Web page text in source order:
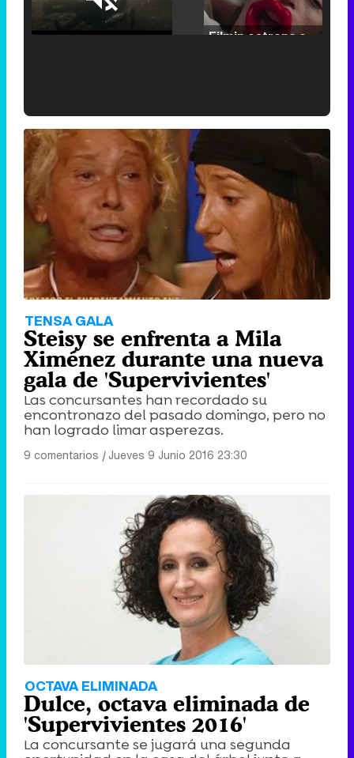
/
Loaded:
'120 Minutos' celebra sus 2.000 programas en Telemadrid con un vídeo del día a día en la redacción
TENSA GALA
Steisy se enfrenta a Mila
Ximénez durante una nueva
gala de 'Supervivientes'
Las concursantes han recordado su
encontronazo del pasado domingo, pero no
han logrado limar asperezas.
9 comentarios |Jueves 9 Junio 2016 23:30
OCTAVA ELIMINADA
Dulce, octava eliminada de
'Supervivientes 2016'
La concursante se jugará una segunda